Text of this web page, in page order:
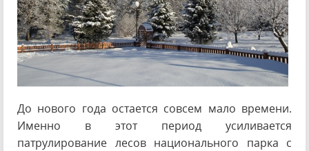
До нового года остается совсем мало времени.
Именно в этот период усиливается
патрулирование лесов национального парка с